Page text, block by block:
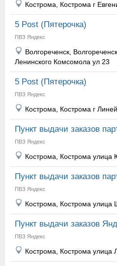
Кострома, Кострома г
5 Post (Пятерочка)
ПВЗ Яндекс
Волгореченск,
Ленинского Комсомола ул 23
5 Post (Пятерочка)
ПВЗ Яндекс
Кострома, Кострома г
Пункт выдачи заказов
ПВЗ Яндекс
Кострома, Кострома
Пункт выдачи заказов
ПВЗ Яндекс
Кострома, Кострома улица
Пункт выдачи заказов
ПВЗ Яндекс
Кострома, Кострома улица